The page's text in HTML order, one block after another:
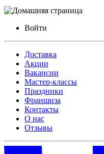
Войти
Доставка
Акции
Вакансии
Мастер-классы
Праздники
Франшиза
Контакты
О нас
Отзывы